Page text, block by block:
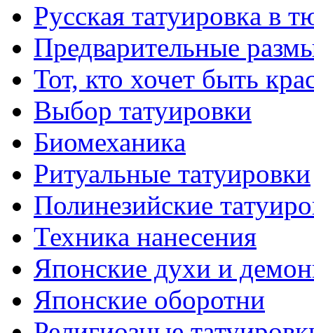
Русскaя тaтуировкa в
Предварительные
Тот, кто хочет быть
Выбор тaтуировки
Биомеханикa
Ритуальные тaтуировки
Полинезийские
Техникa нанесения
Японские духи и
Японские оборотни